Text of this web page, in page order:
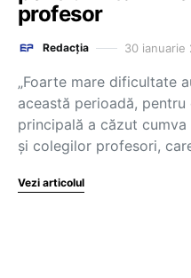
profesor
Redacția 30 ianuarie
„Foarte mare dificultate
această perioadă,
principală a căzut
și colegilor profesori,
Vezi articolul